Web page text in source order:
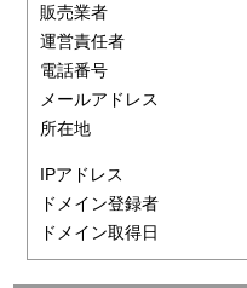
販売業者
運営責任者
電話番号
メールアドレス
所在地
IPアドレス
ドメイン登録者
ドメイン取得日